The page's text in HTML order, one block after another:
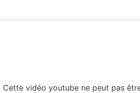
Cette vidéo youtube ne peut pas